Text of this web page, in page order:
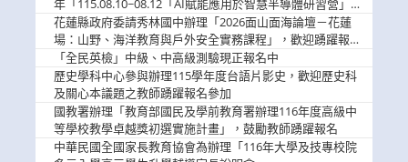
年「115.08.10~08.12「AI賦能應用於智慧半導體研習營」，
歡迎學生踴躍報名參加
花蓮縣政府委請秀林國中辦理「2026面山面海論壇－花蓮
場：山野、海洋教育與戶外安全實務課程」，歡迎踴躍報名
參加
「全民英檢」中級、中高級測驗現正報名中
歷史學科中心參與辦理115學年度台語片影史，歡迎歷史科
及關心本議題之教師踴躍報名參加
國教署辦理「教育部國民及學前教育署辦理116年度高級中
等學校教學卓越獎初選實施計畫」，鼓勵教師踴躍報名
中華民國全國家長教育協會為辦理「116年大學及技專校院